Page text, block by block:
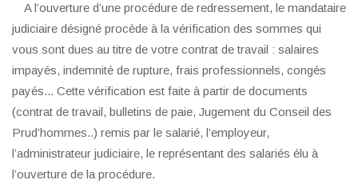
A l’ouverture d’une procédure de redressement, le mandataire
judiciaire désigné procède à la vérification des sommes qui
vous sont dues au titre de votre contrat de travail : salaires
impayés, indemnité de rupture, frais professionnels, congés
payés... Cette vérification est faite à partir de documents
(contrat de travail, bulletins de paie, Jugement du Conseil des
Prud’hommes..) remis par le salarié, l’employeur,
l’administrateur judiciaire, le représentant des salariés élu à
l’ouverture de la procédure.